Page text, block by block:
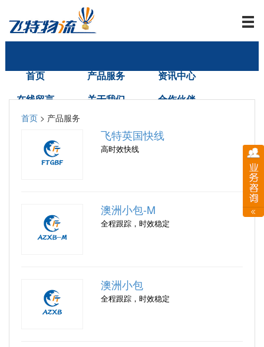
首页 产品服务
资讯中心
在线留言
关于我们
合作伙伴
帮助中心
产品服务
首页 > 产品服务
飞特英国快线
高时效快线
澳洲小包-M
全程跟踪，时效稳定
澳洲小包
全程跟踪，时效稳定